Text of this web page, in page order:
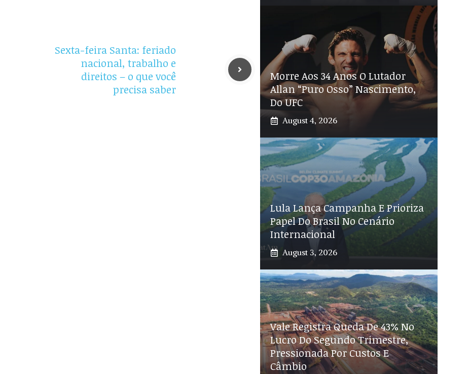
Sexta-feira Santa: feriado
nacional, trabalho e
direitos – o que você
precisa saber
Morre Aos 34 Anos O Lutador
Allan “Puro Osso” Nascimento,
Do UFC
August 4, 2026
Lula Lança Campanha E Prioriza
Papel Do Brasil No Cenário
Internacional
August 3, 2026
Vale Registra Queda De 43% No
Lucro Do Segundo Trimestre,
Pressionada Por Custos E
Câmbio